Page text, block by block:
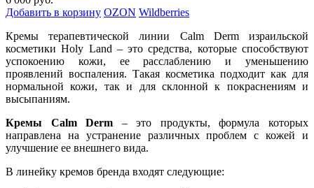
Добавить в корзину OZON Wildberries
Кремы терапевтической линии Calm Derm израильской
косметики Holy Land – это средства, которые способствуют
успокоению кожи, ее расслаблению и уменьшению
проявлений воспаления. Такая косметика подходит как для
нормальной кожи, так и для склонной к покраснениям и
высыпаниям.
Кремы Calm Derm – это продукты, формула которых
направлена на устранение различных проблем с кожей и
улучшение ее внешнего вида.
В линейку кремов бренда входят следующие: